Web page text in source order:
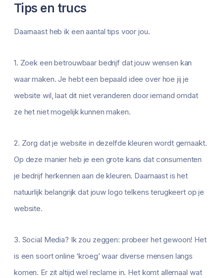
Tips en trucs
Daarnaast heb ik een aantal tips voor jou.
1. Zoek een betrouwbaar bedrijf dat jouw wensen kan
waar maken. Je hebt een bepaald idee over hoe jij je
website wil, laat dit niet veranderen door iemand omdat
ze het niet mogelijk kunnen maken.
2. Zorg dat je website in dezelfde kleuren wordt gemaakt.
Op deze manier heb je een grote kans dat consumenten
je bedrijf herkennen aan de kleuren. Daarnaast is het
natuurlijk belangrijk dat jouw logo telkens terugkeert op je
website.
3. Social Media? Ik zou zeggen: probeer het gewoon! Het
is een soort online ‘kroeg’ waar diverse mensen langs
komen. Er zit altijd wel reclame in. Het komt allemaal wat